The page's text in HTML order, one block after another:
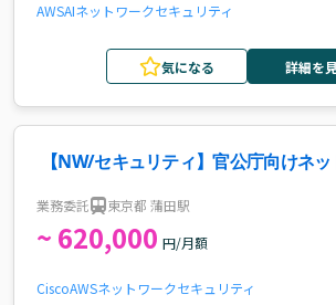
AWSAIネットワークセキュリティ
気になる 詳細を
【NW/セキュリティ】官公庁向けネ
業務委託 東京都 蒲田駅
~ 620,000 円/月額
CiscoAWSネットワークセキュリティ